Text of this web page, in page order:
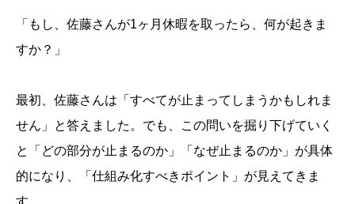
「もし、佐藤さんが1ヶ月休暇を取ったら、何が起きま
すか？」
最初、佐藤さんは「すべてが止まってしまうかもしれま
せん」と答えました。でも、この問いを掘り下げていく
と「どの部分が止まるのか」「なぜ止まるのか」が具体
的になり、「仕組み化すべきポイント」が見えてきま
す。